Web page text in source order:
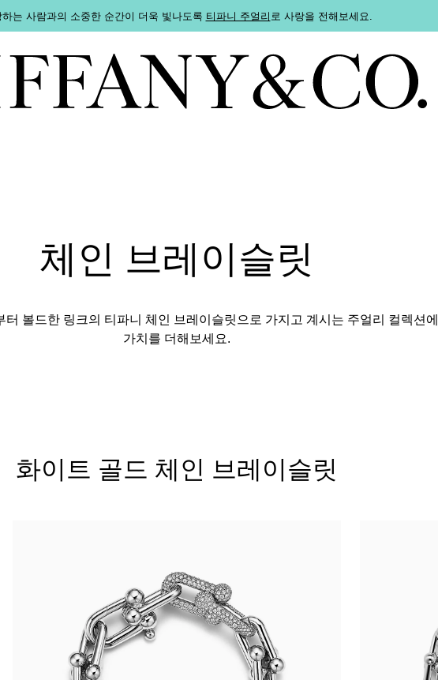
는 사람과의 소중한 순간이 더욱 빛나도록 티파니 주얼리로 사랑을 전해보세요.
나티파니 다이아몬드 가이드를 확인해보세요
체인 브레이슬릿
터 볼드한 링크의 티파니 체인 브레이슬릿으로 가지고 계시는 주얼리 컬렉션에
가치를 더해보세요.
화이트 골드 체인 브레이슬릿